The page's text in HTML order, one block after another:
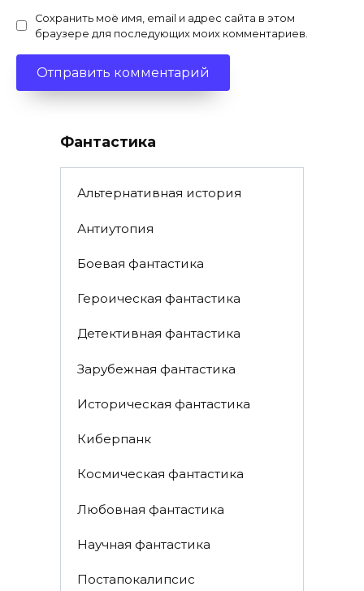
Сохранить моё имя, email и адрес сайта в этом
браузере для последующих моих комментариев.
Фантастика
Альтернативная история
Антиутопия
Боевая фантастика
Героическая фантастика
Детективная фантастика
Зарубежная фантастика
Историческая фантастика
Киберпанк
Космическая фантастика
Любовная фантастика
Научная фантастика
Постапокалипсис